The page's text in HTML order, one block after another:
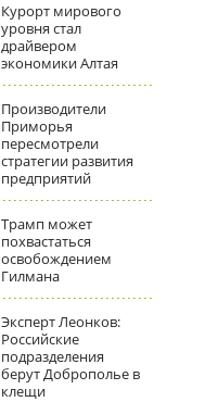
Курорт мирового
уровня стал
драйвером
экономики Алтая
Производители
Приморья
пересмотрели
стратегии развития
предприятий
Трамп может
похвастаться
освобождением
Гилмана
Эксперт Леонков:
Российские
подразделения
берут Доброполье в
клещи